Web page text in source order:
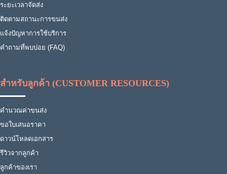
ระยะเวลาจัดส่ง
ติดตามสถานะการขนส่ง
แจ้งปัญหาการใช้บริการ
คำถามที่พบบ่อย (FAQ)
สำหรับลูกค้า (CUSTOMER RESOURCES)
คำนวณค่าขนส่ง
ขอใบเสนอราคา
ดาวน์โหลดเอกสาร
รีวิวจากลูกค้า
ลูกค้าของเรา